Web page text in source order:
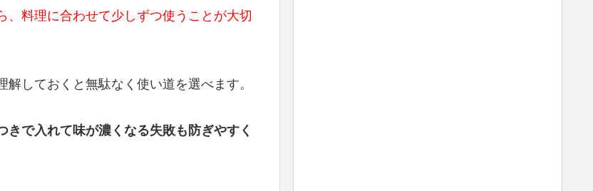
料理に合わせて少しずつ使うことが大切
しておくと無駄なく使い道を選べます。
で入れて味が濃くなる失敗も防ぎやすく